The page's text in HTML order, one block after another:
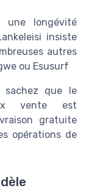
longévité
insiste
autres
ou Esusurf
que le
vente est
gratuite
opérations de